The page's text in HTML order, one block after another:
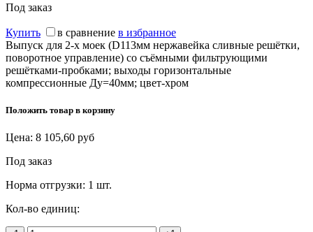
Под заказ
Купить в сравнение в избранное
Выпуск для 2-х моек (D113мм нержавейка сливные решётки,
поворотное управление) со съёмными фильтрующими
решётками-пробками; выходы горизонтальные
компрессионные Ду=40мм; цвет-хром
Положить товар в корзину
Цена: 8 105,60 руб
Под заказ
Норма отгрузки: 1 шт.
Кол-во единиц: